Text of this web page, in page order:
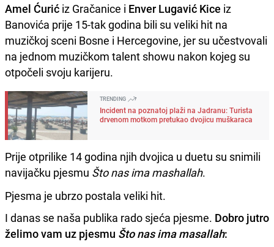
Amel Ćurić iz Gračanice i Enver Lugavić Kice iz
Banovića prije 15-tak godina bili su veliki hit na
muzičkoj sceni Bosne i Hercegovine, jer su učestvovali
na jednom muzičkom talent showu nakon kojeg su
otpočeli svoju karijeru.
TRENDING
Incident na poznatoj plaži na Jadranu: Turista
drvenom motkom pretukao dvojicu muškaraca
Prije otprilike 14 godina njih dvojica u duetu su snimili
navijačku pjesmu Što nas ima mashallah.
Pjesma je ubrzo postala veliki hit.
I danas se naša publika rado sjeća pjesme. Dobro jutro
želimo vam uz pjesmu Što nas ima masallah: